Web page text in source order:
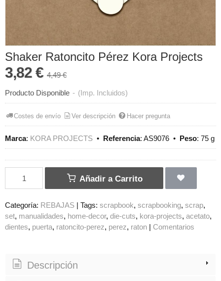
Shaker Ratoncito Pérez Kora Projects
3,82 € 4,49 €
Producto Disponible - (Imp. Incluidos)
Costes de envío Ver descripción Hacer pregunta
Marca: KORA PROJECTS • Referencia: AS9076 • Peso: 75 g
Añadir a Carrito
Categoría: REBAJAS Tags: scrapbook scrapbooking scrap
set manualidades home-decor die-cuts kora-projects acetato
dientes puerta ratoncito-perez perez raton Comentarios
Descripción